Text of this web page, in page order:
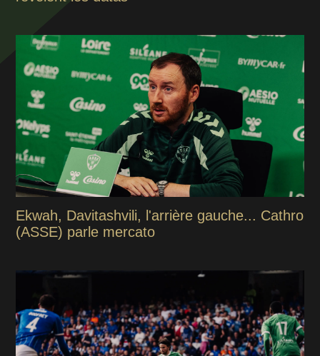
Ekwah, Davitashvili, l'arrière gauche... Cathro
(ASSE) parle mercato